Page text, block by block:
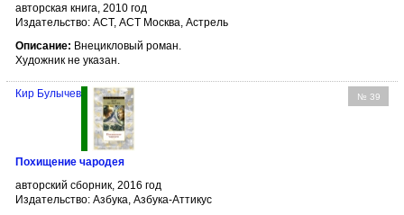
авторская книга, 2010 год
Издательство: АСТ, АСТ Москва, Астрель
Описание: Внецикловый роман.
Художник не указан.
№ 39
Кир Булычев
Похищение чародея
авторский сборник, 2016 год
Издательство: Азбука, Азбука-Аттикус